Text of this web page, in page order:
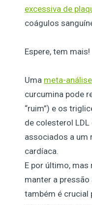
excessiva de
coágulos
Espere, tem mais!
Uma meta-
curcumina pode
“ruim”) e os
de colesterol
associados a um
cardíaca.
E por último,
manter a
também é crucial